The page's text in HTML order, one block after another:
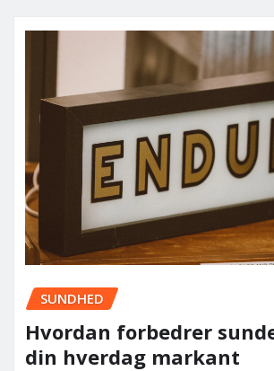
SUNDHED
Hvordan forbedrer
din hverdag markant